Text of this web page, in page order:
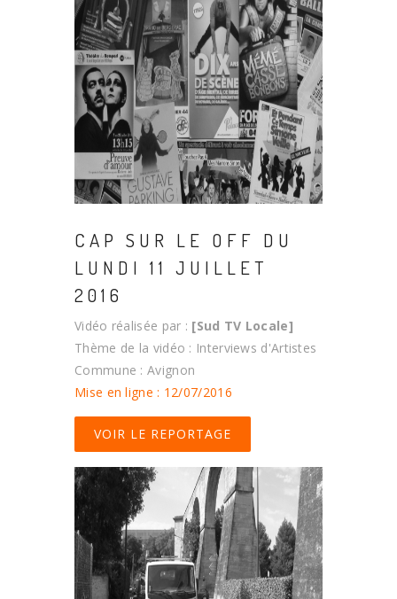
CAP SUR LE OFF DU
LUNDI 11 JUILLET
2016
Vidéo réalisée par : [Sud TV Locale]
Thème de la vidéo : Interviews d'Artistes
Commune : Avignon
Mise en ligne : 12/07/2016
VOIR LE REPORTAGE